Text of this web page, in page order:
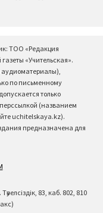
ТОО «Редакция
«Учительская».
аудиоматериалы),
по письменному
только
(названием
uchitelskaya.kz).
предназначена для
83, каб. 802, 810